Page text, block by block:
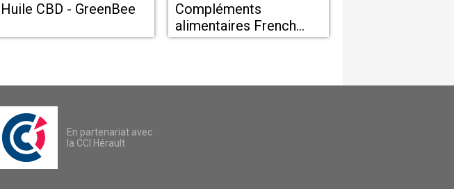
Huile CBD - GreenBee
Compléments
alimentaires French
Mush
En partenariat avec
la CCI Hérault